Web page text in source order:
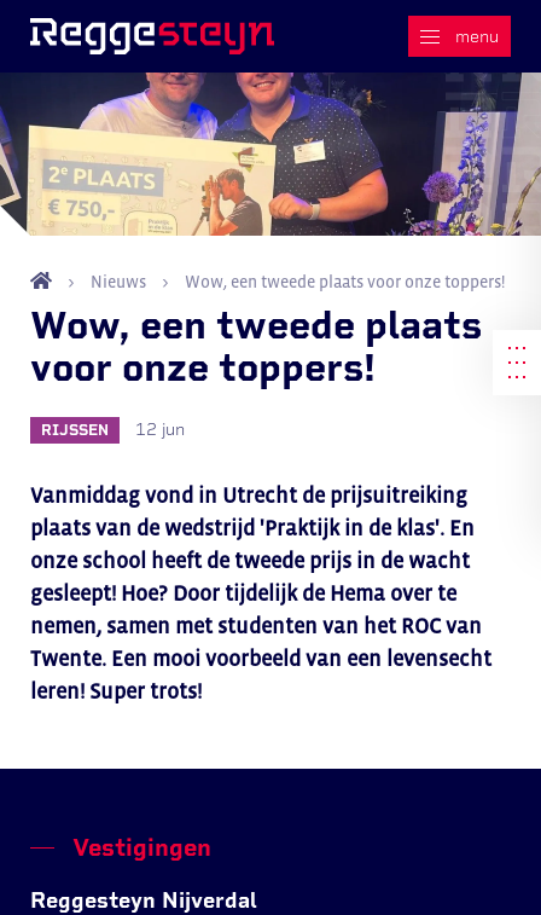
Nieuws Wow, een tweede plaats voor onze toppers!
Wow, een tweede plaats
voor onze toppers!
RIJSSEN 12 jun
Vanmiddag vond in Utrecht de prijsuitreiking
plaats van de wedstrijd 'Praktijk in de klas'. En
onze school heeft de tweede prijs in de wacht
gesleept! Hoe? Door tijdelijk de Hema over te
nemen, samen met studenten van het ROC van
Twente. Een mooi voorbeeld van een levensecht
leren! Super trots!
Vestigingen
Reggesteyn Nijverdal